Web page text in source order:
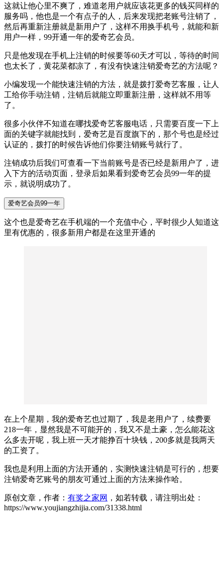
这就让他心里不爽了，难道老用户就应该花更多的钱买同样的
服务吗，他也是一个有点子的人，后来发现把老账号注销了，
然后再重新注册就是新用户了，这样不用换手机号，就能和新
用户一样，99开通一年的爱奇艺会员。
只是他发现在手机上注销的时候要等60天才可以，等待的时间
也太长了，黄花菜都凉了，有没有快速注销爱奇艺的方法呢？
小编发现一个能快速注销的方法，就是拨打爱奇艺客服，让人
工给你手动注销，注销后就能立即重新注册，这样就不用等
了。
很多小伙伴不知道在哪找爱奇艺客服电话，只需要百度一下上
面的关键字就能找到，爱奇艺是百度旗下的，那个号也是经过
认证的，拨打的时候告诉他们你要注销账号就行了。
注销成功后我们可查看一下当前账号是否已经是新用户了，进
入下方的活动页面，登录后如果看到爱奇艺会员99一年的提
示，就说明成功了。
爱奇艺会员99一年
这个也是爱奇艺在手机端的一个充值中心，平时很少人知道这
里有优惠的，很多新用户都是在这里开通的
在上个星期，我的爱奇艺也过期了，我是老用户了，续费要
218一年，显然我是不可能开的，我又不是土豪，怎么能花这
么多去开呢，我上班一天才能挣百十块钱，200多就是我两天
的工资了。
我也是利用上面的方法开通的，实测快速注销是可行的，想要
注销爱奇艺账号的朋友可通过上面的方法来操作哈。
原创文章，作者： 有奖之家网 ，如若转载，请注明出处：
https://www.youjiangzhijia.com/31338.html